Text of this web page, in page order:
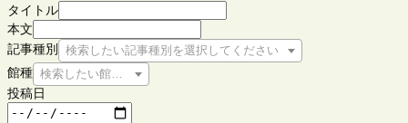
タイトル
本文
記事種別
検索したい記事種別を選択してください
館種 検索したい館種を選択してください
投稿日